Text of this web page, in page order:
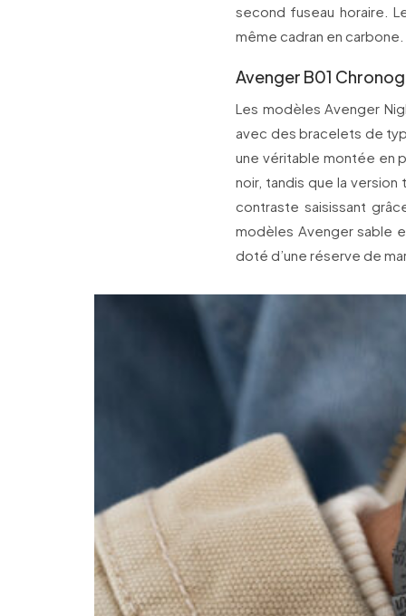
second fuseau horaire.
même cadran en carbone.
Avenger B01
Les modèles Avenger
avec des bracelets de
une véritable montée en
noir, tandis que la
contraste saisissant
modèles Avenger sable
doté d’une réserve de